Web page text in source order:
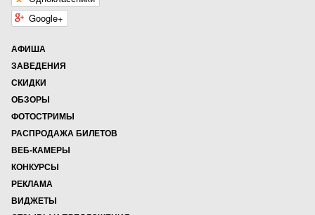
Google+
АФИША
ЗАВЕДЕНИЯ
СКИДКИ
ОБЗОРЫ
ФОТОСТРИМЫ
РАСПРОДАЖА БИЛЕТОВ
ВЕБ-КАМЕРЫ
КОНКУРСЫ
РЕКЛАМА
ВИДЖЕТЫ